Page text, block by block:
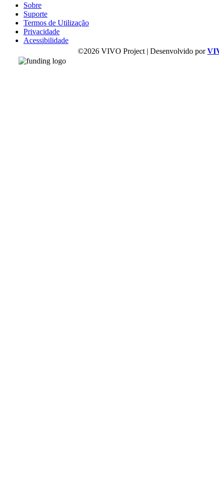
Sobre
Suporte
Termos de Utilização
Privacidade
Acessibilidade
©2026 VIVO Project | Desenvolvido por